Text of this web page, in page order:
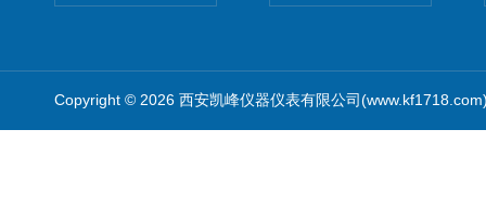
Copyright © 2026 西安凯峰仪器仪表有限公司